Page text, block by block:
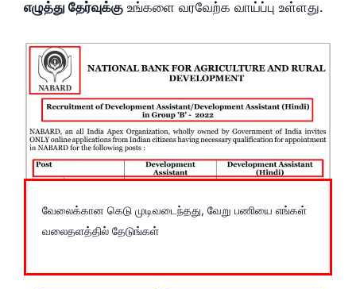
எழுத்து தேர்வுக்கு உங்களை வரவேற்க வாய்ப்பு உள்ளது.
வேலைக்கான கெடு முடிவடைந்தது, வேறு பணியை எங்கள்
வலைதளத்தில் தேடுங்கள்